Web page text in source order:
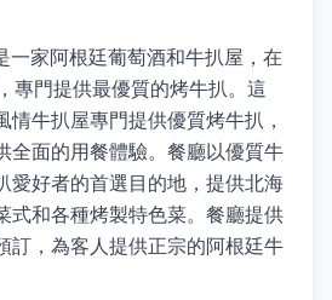
一家阿根廷葡萄酒和牛扒屋，在
專門提供最優質的烤牛扒。這
情牛扒屋專門提供優質烤牛扒，
全面的用餐體驗。餐廳以優質牛
愛好者的首選目的地，提供北海
式和各種烤製特色菜。餐廳提供
訂，為客人提供正宗的阿根廷牛